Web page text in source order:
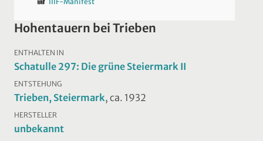
Hohentauern bei Trieben
ENTHALTEN IN
Schatulle 297: Die grüne Steiermark II
ENTSTEHUNG
Trieben, Steiermark, ca. 1932
HERSTELLER
unbekannt